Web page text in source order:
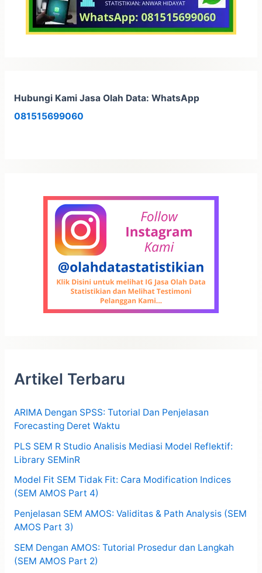
Hubungi Kami Jasa Olah Data: WhatsApp
081515699060
Artikel Terbaru
ARIMA Dengan SPSS: Tutorial Dan Penjelasan
Forecasting Deret Waktu
PLS SEM R Studio Analisis Mediasi Model Reflektif:
Library SEMinR
Model Fit SEM Tidak Fit: Cara Modification Indices
(SEM AMOS Part 4)
Penjelasan SEM AMOS: Validitas & Path Analysis (SEM
AMOS Part 3)
SEM Dengan AMOS: Tutorial Prosedur dan Langkah
(SEM AMOS Part 2)